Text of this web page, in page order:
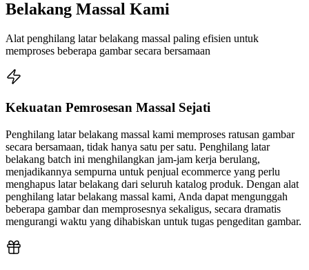
Belakang Massal Kami
Alat penghilang latar belakang massal paling efisien untuk
memproses beberapa gambar secara bersamaan
Kekuatan Pemrosesan Massal Sejati
Penghilang latar belakang massal kami memproses ratusan gambar
secara bersamaan, tidak hanya satu per satu. Penghilang latar
belakang batch ini menghilangkan jam-jam kerja berulang,
menjadikannya sempurna untuk penjual ecommerce yang perlu
menghapus latar belakang dari seluruh katalog produk. Dengan alat
penghilang latar belakang massal kami, Anda dapat mengunggah
beberapa gambar dan memprosesnya sekaligus, secara dramatis
mengurangi waktu yang dihabiskan untuk tugas pengeditan gambar.